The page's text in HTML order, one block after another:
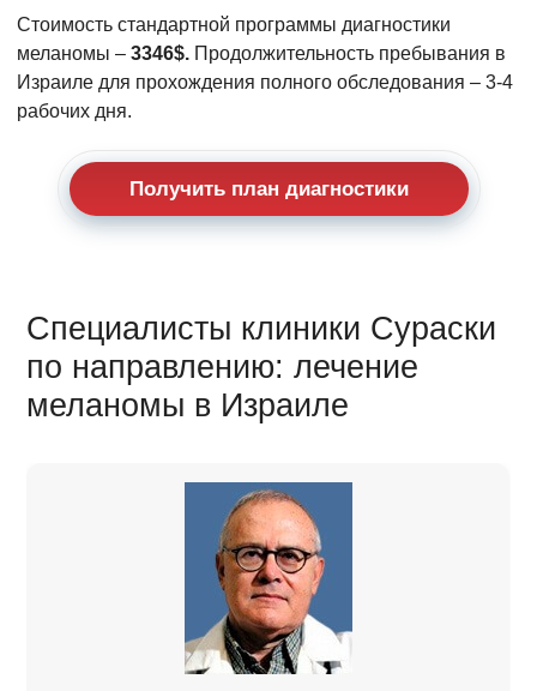
Стоимость стандартной программы диагностики
меланомы – 3346$. Продолжительность пребывания в
Израиле для прохождения полного обследования – 3-4
рабочих дня.
Получить план диагностики
Специалисты клиники Сураски
по направлению: лечение
меланомы в Израиле